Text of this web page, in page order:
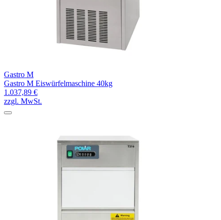
Gastro M
Gastro M Eiswürfelmaschine 40kg
1.037,89 €
zzgl. MwSt.